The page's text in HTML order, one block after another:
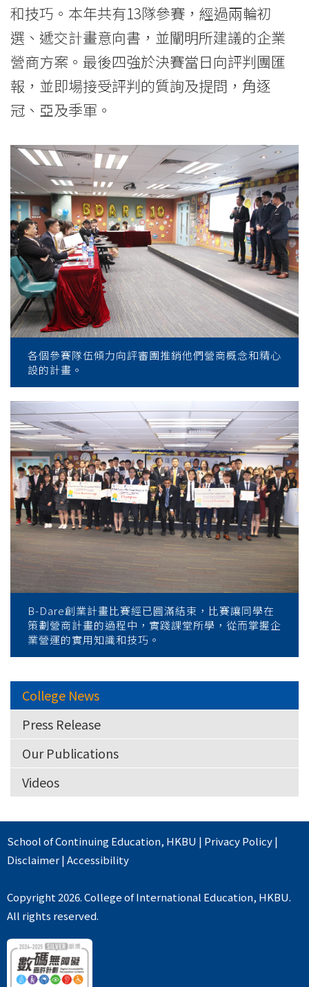
和技巧。本年共有13隊參賽，經過兩輪初
選、遞交計畫意向書，並闡明所建議的企業
營商方案。最後四強於決賽當日向評判團匯
報，並即場接受評判的質詢及提問，角逐
冠、亞及季軍。
各個參賽隊伍傾力向評審團推銷他們營商概念和精心
設的計畫。
B-Dare創業計畫比賽經已圓滿結束，比賽讓同學在
策劃營商計畫的過程中，實踐課堂所學，從而掌握企
業營運的實用知識和技巧。
College News
Press Release
Our Publications
Videos
School of Continuing Education, HKBU | Privacy Policy|
Disclaimer|Accessibility
Copyright 2026. College of International Education, HKBU.
All rights reserved.